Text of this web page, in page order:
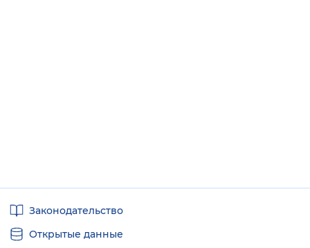
ссылкиЗаконодательство
Открытые данные